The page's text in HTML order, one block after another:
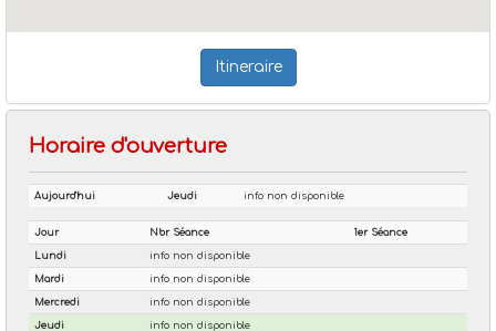
Itineraire
Horaire d'ouverture